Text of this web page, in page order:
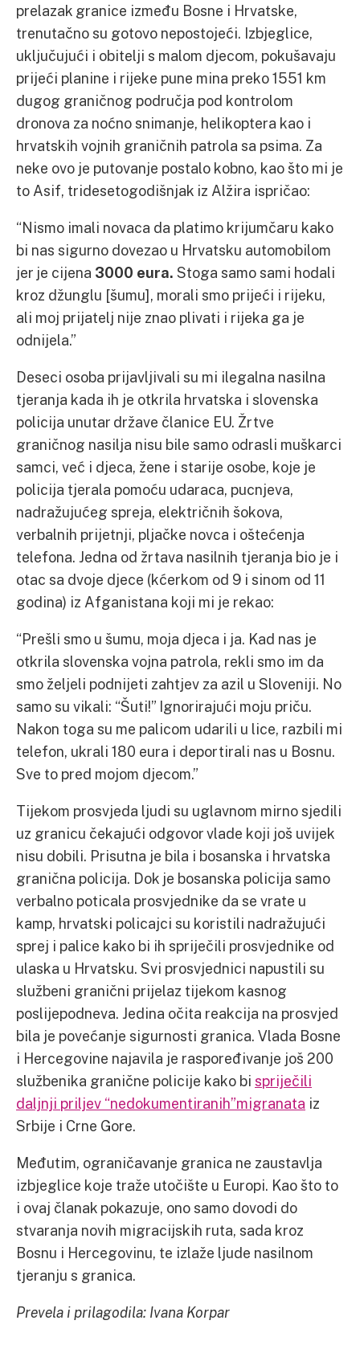
prelazak granice između Bosne i Hrvatske,
trenutačno su gotovo nepostojeći. Izbjeglice,
uključujući i obitelji s malom djecom, pokušavaju
prijeći planine i rijeke pune mina preko 1551 km
dugog graničnog područja pod kontrolom
dronova za noćno snimanje, helikoptera kao i
hrvatskih vojnih graničnih patrola sa psima. Za
neke ovo je putovanje postalo kobno, kao što mi je
to Asif, tridesetogodišnjak iz Alžira ispričao:
“Nismo imali novaca da platimo krijumčaru kako
bi nas sigurno dovezao u Hrvatsku automobilom
jer je cijena 3000 eura. Stoga samo sami hodali
kroz džunglu [šumu], morali smo prijeći i rijeku,
ali moj prijatelj nije znao plivati i rijeka ga je
odnijela.”
Deseci osoba prijavljivali su mi ilegalna nasilna
tjeranja kada ih je otkrila hrvatska i slovenska
policija unutar države članice EU. Žrtve
graničnog nasilja nisu bile samo odrasli muškarci
samci, već i djeca, žene i starije osobe, koje je
policija tjerala pomoću udaraca, pucnjeva,
nadražujućeg spreja, električnih šokova,
verbalnih prijetnji, pljačke novca i oštećenja
telefona. Jedna od žrtava nasilnih tjeranja bio je i
otac sa dvoje djece (kćerkom od 9 i sinom od 11
godina) iz Afganistana koji mi je rekao:
“Prešli smo u šumu, moja djeca i ja. Kad nas je
otkrila slovenska vojna patrola, rekli smo im da
smo željeli podnijeti zahtjev za azil u Sloveniji. No
samo su vikali: “Šuti!” Ignorirajući moju priču.
Nakon toga su me palicom udarili u lice, razbili mi
telefon, ukrali 180 eura i deportirali nas u Bosnu.
Sve to pred mojom djecom.”
Tijekom prosvjeda ljudi su uglavnom mirno sjedili
uz granicu čekajući odgovor vlade koji još uvijek
nisu dobili. Prisutna je bila i bosanska i hrvatska
granična policija. Dok je bosanska policija samo
verbalno poticala prosvjednike da se vrate u
kamp, hrvatski policajci su koristili nadražujući
sprej i palice kako bi ih spriječili prosvjednike od
ulaska u Hrvatsku. Svi prosvjednici napustili su
službeni granični prijelaz tijekom kasnog
poslijepodneva. Jedina očita reakcija na prosvjed
bila je povećanje sigurnosti granica. Vlada Bosne
i Hercegovine najavila je raspoređivanje još 200
službenika granične policije kako bi spriječili
daljnji priljev “nedokumentiranih”migranata iz
Srbije i Crne Gore.
Međutim, ograničavanje granica ne zaustavlja
izbjeglice koje traže utočište u Europi. Kao što to
i ovaj članak pokazuje, ono samo dovodi do
stvaranja novih migracijskih ruta, sada kroz
Bosnu i Hercegovinu, te izlaže ljude nasilnom
tjeranju s granica.
Prevela i prilagodila: Ivana Korpar